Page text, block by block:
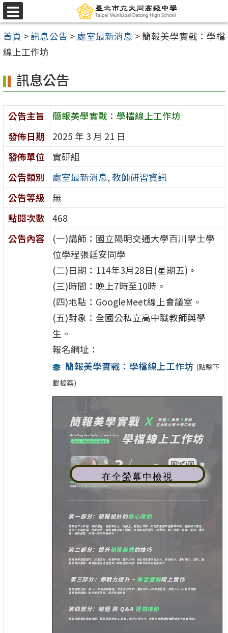
跳
至
主
要
容
區
選
單
首頁 >訊息公告 > 處室最新消息 >簡報美學實戰：學檔
線上工作坊
訊息公告
公告主旨
簡報美學實戰：學檔線上工作坊
發佈日期
2025 年 3 月 21 日
發佈單位
實研組
公告類別
處室最新消息, 教師研習資訊
公告等級
無
點閱次數
468
公告內容
(一)講師：國立陽明交通大學百川學士學
位學程張廷安同學
(二)日期：114年3月28日(星期五)。
(三)時間：晚上7時至10時。
(四)地點：GoogleMeet線上會議室。
(五)對象：全國公私立高中職教師與學
生。
報名網址：
簡報美學實戰：學檔線上工作坊 (點擊下
載檔案)
在全螢幕中檢視